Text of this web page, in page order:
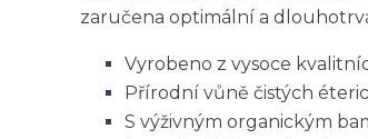
zaručena optimální a
Vyrobeno z vysoce
Přírodní vůně čistých
S výživným organickým